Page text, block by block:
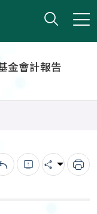
打開
小版
金會計報告
回上一頁錯誤回報
分享 列